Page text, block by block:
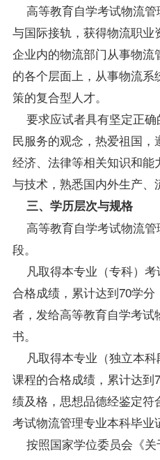
高等教育自学考试物流管
与国际接轨，获得物流职
企业内的物流部门从事物
的各个层面上，从事物流
策的复合型人才。
要求应试者具有坚定正确
民服务的观念，热爱祖国，
经济、法律等相关知识和
与技术，熟悉国内外生产、
三、学历层次与规格
高等教育自学考试物流管
段。
凡取得本专业（专科）考
合格成绩，累计达到70学
者，发给高等教育自学考
书。
凡取得本专业（独立本科
课程的合格成绩，累计达
绩及格，思想品德经鉴定
考试物流管理专业本科毕业
按照国家学位委员会《